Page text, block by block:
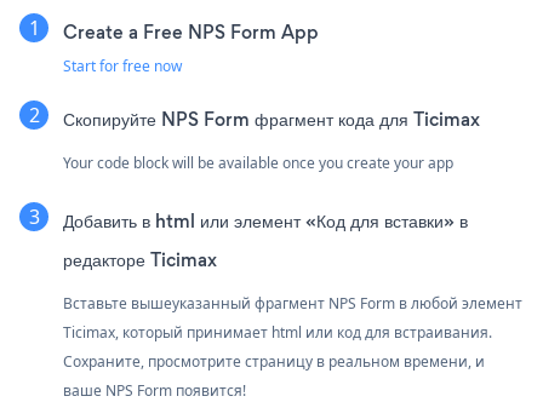
Create a Free NPS Form App
Start for free now
Скопируйте NPS Form фрагмент кода для Ticimax
Your code block will be available once you create your app
Добавить в html или элемент «Код для вставки» в
редакторе Ticimax
Вставьте вышеуказанный фрагмент NPS Form в любой элемент
Ticimax, который принимает html или код для встраивания.
Сохраните, просмотрите страницу в реальном времени, и
ваше NPS Form появится!